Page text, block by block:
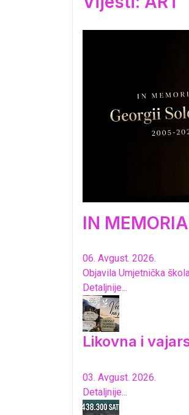
IN
06. Avgust. 2026.
Objavila Umjetnička
Detaljnije...
Likovna i
03. Avgust. 2026.
Detaljnije...